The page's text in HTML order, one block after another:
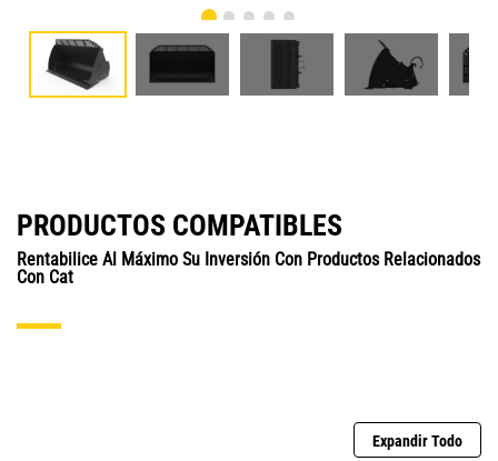
PRODUCTOS COMPATIBLES
Rentabilice Al Máximo Su Inversión Con Productos Relacionados
Con Cat
Expandir Todo